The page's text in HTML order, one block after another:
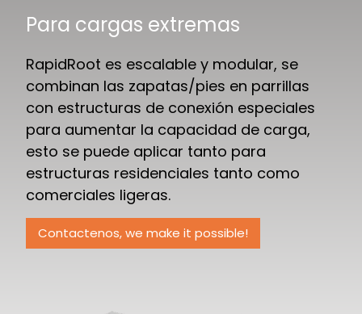
Para cargas extremas
RapidRoot es escalable y modular, se
combinan las zapatas/pies en parrillas
con estructuras de conexión especiales
para aumentar la capacidad de carga,
esto se puede aplicar tanto para
estructuras residenciales tanto como
comerciales ligeras.
Contactenos, we make it possible!